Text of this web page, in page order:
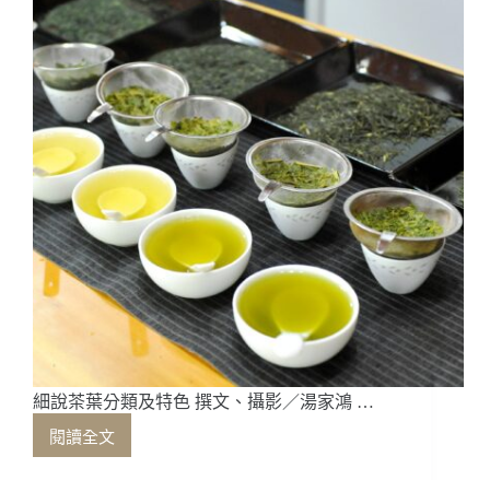
常
——
日
本
茶
花
千
鳥
細說茶葉分類及特色 撰文、攝影／湯家鴻 …
閱讀全文
細